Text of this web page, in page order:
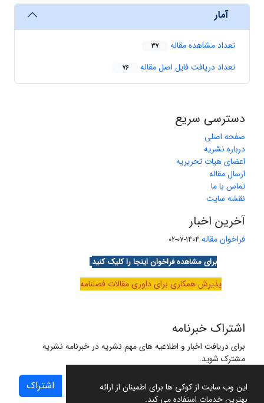
این وب سایت از کوکی ها برای اطمینان از ارائه
بهترین خدمات استفاده می کند.
آمار
تعداد مشاهده مقاله 37
تعداد دریافت فایل اصل مقاله 76
دسترسی سریع
صفحه اصلی
درباره نشریه
اعضای هیات تحریریه
ارسال مقاله
تماس با ما
نقشه سایت
آخرین اخبار
فراخوان مقاله 1404-07-02
برای مشاهده فراخوان اینجا را کلیک کنید
پذیرش همکاری برای داوری مقالات فصلنامه
اشتراک خبرنامه
برای دریافت اخبار و اطلاعیه های مهم نشریه در خبرنامه نشریه
مشترک شوید.
اشتراک